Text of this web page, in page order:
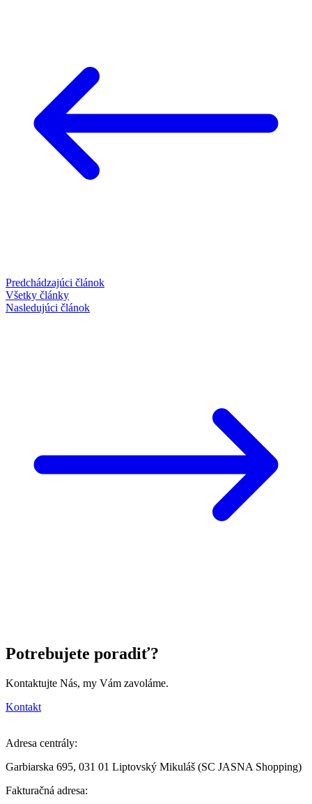
Predchádzajúci článok
Všetky články
Nasledujúci článok
Potrebujete poradiť?
Kontaktujte Nás, my Vám zavoláme.
Kontakt
Adresa centrály:
Garbiarska 695, 031 01 Liptovský Mikuláš (SC JASNA Shopping)
Fakturačná adresa: